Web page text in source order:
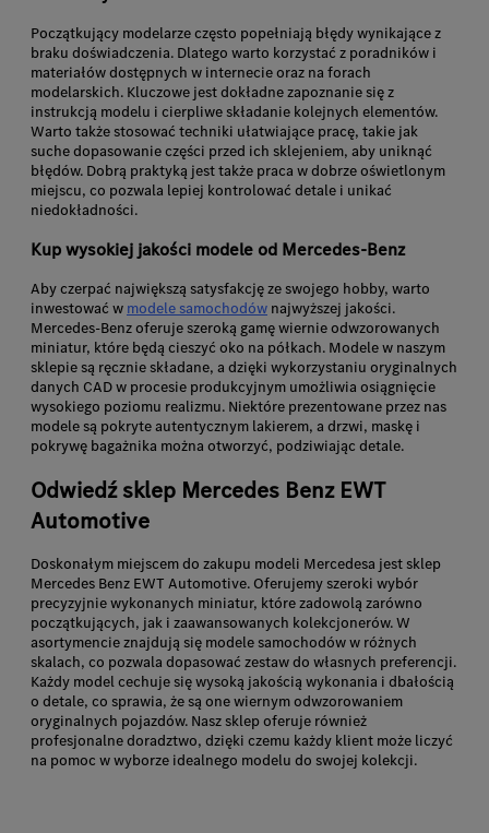
Początkujący modelarze często popełniają błędy wynikające z
braku doświadczenia. Dlatego warto korzystać z poradników i
materiałów dostępnych w internecie oraz na forach
modelarskich. Kluczowe jest dokładne zapoznanie się z
instrukcją modelu i cierpliwe składanie kolejnych elementów.
Warto także stosować techniki ułatwiające pracę, takie jak
suche dopasowanie części przed ich sklejeniem, aby uniknąć
błędów. Dobrą praktyką jest także praca w dobrze oświetlonym
miejscu, co pozwala lepiej kontrolować detale i unikać
niedokładności.
Kup wysokiej jakości modele od Mercedes-Benz
Aby czerpać największą satysfakcję ze swojego hobby, warto
inwestować w modele samochodów najwyższej jakości.
Mercedes-Benz oferuje szeroką gamę wiernie odwzorowanych
miniatur, które będą cieszyć oko na półkach. Modele w naszym
sklepie są ręcznie składane, a dzięki wykorzystaniu oryginalnych
danych CAD w procesie produkcyjnym umożliwia osiągnięcie
wysokiego poziomu realizmu. Niektóre prezentowane przez nas
modele są pokryte autentycznym lakierem, a drzwi, maskę i
pokrywę bagażnika można otworzyć, podziwiając detale.
Odwiedź sklep Mercedes Benz EWT
Automotive
Doskonałym miejscem do zakupu modeli Mercedesa jest sklep
Mercedes Benz EWT Automotive. Oferujemy szeroki wybór
precyzyjnie wykonanych miniatur, które zadowolą zarówno
początkujących, jak i zaawansowanych kolekcjonerów. W
asortymencie znajdują się modele samochodów w różnych
skalach, co pozwala dopasować zestaw do własnych preferencji.
Każdy model cechuje się wysoką jakością wykonania i dbałością
o detale, co sprawia, że są one wiernym odwzorowaniem
oryginalnych pojazdów. Nasz sklep oferuje również
profesjonalne doradztwo, dzięki czemu każdy klient może liczyć
na pomoc w wyborze idealnego modelu do swojej kolekcji.